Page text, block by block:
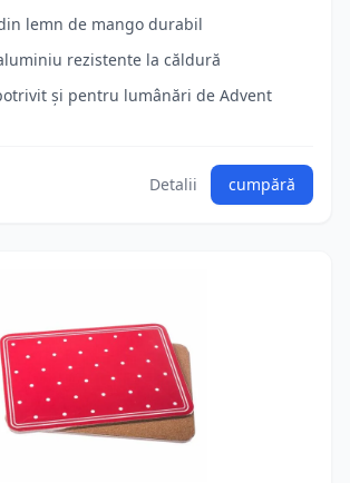
lemn de mango durabil
rezistente la căldură
și pentru lumânări de Advent
Detalii cumpără